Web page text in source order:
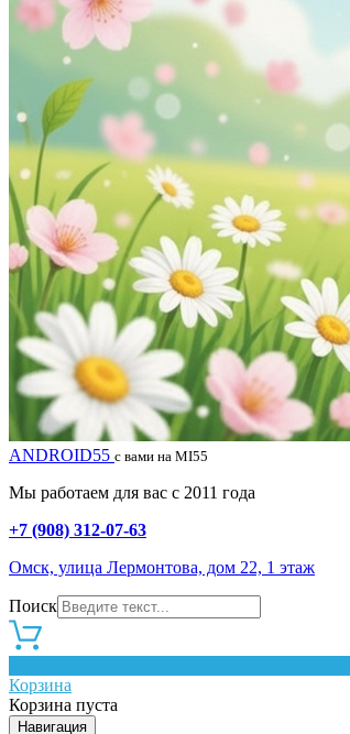
ANDROID55 с вами на MI55
Мы работаем для вас с 2011 года
+7 (908) 312-07-63
Омск, улица Лермонтова, дом 22, 1 этаж
Поиск
Корзина
Корзина пуста
Навигация